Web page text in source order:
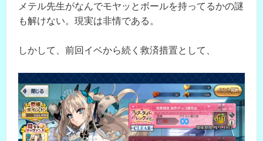
メテル先生がなんでモヤッとボールを持ってるかの謎
も解けない。現実は非情である。
しかして、前回イベから続く救済措置として、